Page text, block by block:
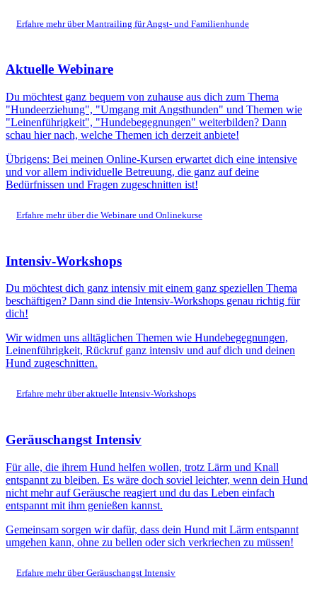
Erfahre mehr über Mantrailing für Angst- und Familienhunde
Aktuelle Webinare
Du möchtest ganz bequem von zuhause aus dich zum Thema
"Hundeerziehung", "Umgang mit Angsthunden" und Themen wie
"Leinenführigkeit", "Hundebegegnungen" weiterbilden? Dann
schau hier nach, welche Themen ich derzeit anbiete!
Übrigens: Bei meinen Online-Kursen erwartet dich eine intensive
und vor allem individuelle Betreuung, die ganz auf deine
Bedürfnissen und Fragen zugeschnitten ist!
Erfahre mehr über die Webinare und Onlinekurse
Intensiv-Workshops
Du möchtest dich ganz intensiv mit einem ganz speziellen Thema
beschäftigen? Dann sind die Intensiv-Workshops genau richtig für
dich!
Wir widmen uns alltäglichen Themen wie Hundebegegnungen,
Leinenführigkeit, Rückruf ganz intensiv und auf dich und deinen
Hund zugeschnitten.
Erfahre mehr über aktuelle Intensiv-Workshops
Geräuschangst Intensiv
Für alle, die ihrem Hund helfen wollen, trotz Lärm und Knall
entspannt zu bleiben. Es wäre doch soviel leichter, wenn dein Hund
nicht mehr auf Geräusche reagiert und du das Leben einfach
entspannt mit ihm genießen kannst.
Gemeinsam sorgen wir dafür, dass dein Hund mit Lärm entspannt
umgehen kann, ohne zu bellen oder sich verkriechen zu müssen!
Erfahre mehr über Geräuschangst Intensiv